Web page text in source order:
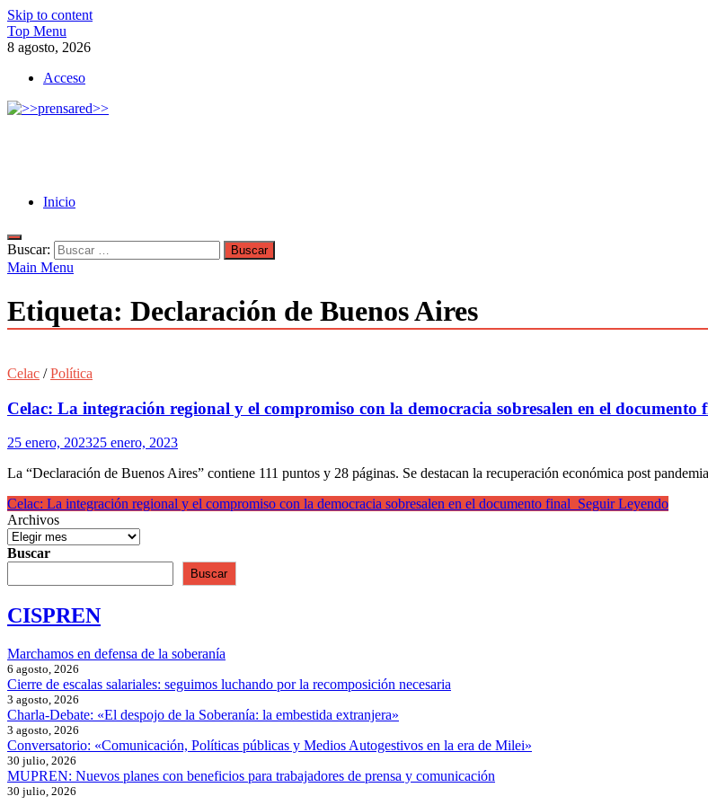
Skip to content
Top Menu
8 agosto, 2026
Acceso
Inicio
Buscar:
Main Menu
Etiqueta: Declaración de Buenos Aires
Celac /Política
Celac: La integración regional y el compromiso con la democracia sobresalen en el documento
25 enero, 202325 enero, 2023
La “Declaración de Buenos Aires” contiene 111 puntos y 28 páginas. Se destacan la recuperación económica post
Celac: La integración regional y el compromiso con la democracia sobresalen en el documento final Seguir Leyendo
Archivos
Buscar
Buscar
CISPREN
Marchamos en defensa de la soberanía
6 agosto, 2026
Cierre de escalas salariales: seguimos luchando por la recomposición necesaria
3 agosto, 2026
Charla-Debate: «El despojo de la Soberanía: la embestida extranjera»
3 agosto, 2026
Conversatorio: «Comunicación, Políticas públicas y Medios Autogestivos en la era de Milei»
30 julio, 2026
MUPREN: Nuevos planes con beneficios para trabajadores de prensa y comunicación
30 julio, 2026